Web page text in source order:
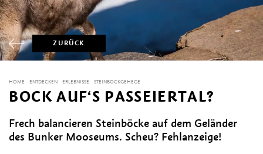
ZURÜCK
HOME ENTDECKEN ERLEBNISSE STEINBOCKGEHEGE
BOCK AUF‘S PASSEIERTAL?
Frech balancieren Steinböcke auf dem Geländer
des Bunker Mooseums. Scheu? Fehlanzeige!